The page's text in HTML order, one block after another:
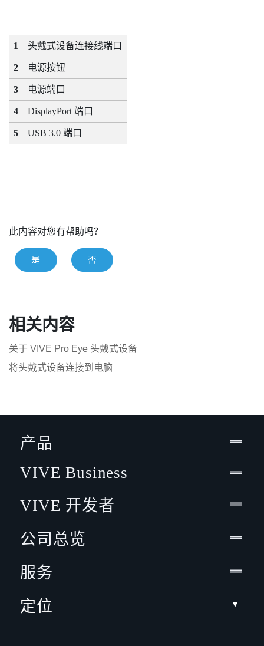
1 头戴式设备连接线端口
2 电源按钮
3 电源端口
4 DisplayPort 端口
5 USB 3.0 端口
此内容对您有帮助吗？
是 否
相关内容
关于 VIVE Pro Eye 头戴式设备
将头戴式设备连接到电脑
产品
VIVE Business
VIVE 开发者
公司总览
服务
定位